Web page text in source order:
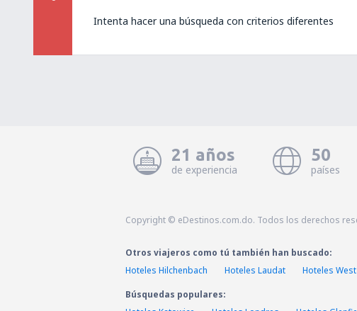
Intenta hacer una búsqueda con criterios diferentes
21 años
de experiencia
50
países
Copyright © eDestinos.com.do. Todos los derechos
Otros viajeros como tú también han buscado:
Hoteles Hilchenbach
Hoteles Laudat Hoteles
Búsquedas populares: